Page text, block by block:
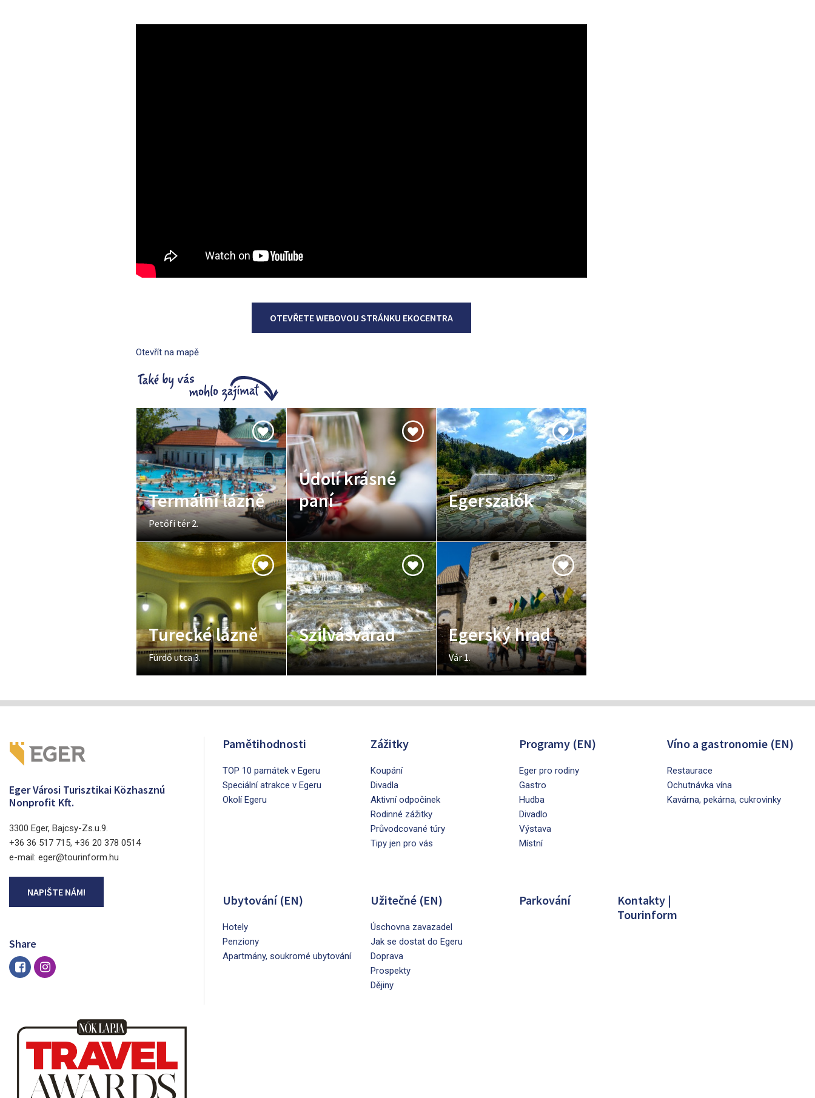
OTEVŘETE WEBOVOU STRÁNKU EKOCENTRA
Otevřít na mapě
Termální lázně
Petőfi tér 2.
Údolí krásné
paní
Egerszalók
Turecké lázně
Fürdő utca 3.
Szilvásvárad Egerský hrad
Vár 1.
Eger Városi Turisztikai Közhasznú
Nonprofit Kft.
3300 Eger, Bajcsy-Zs.u.9.
+36 36 517 715, +36 20 378 0514
e-mail: eger@tourinform.hu
NAPIŠTE NÁM!
Share
Pamětihodnosti
TOP 10 památek v Egeru
Speciální atrakce v Egeru
Okolí Egeru
Zážitky
Koupání
Divadla
Aktivní odpočinek
Rodinné zážitky
Průvodcované túry
Tipy jen pro vás
Programy (EN)
Eger pro rodiny
Gastro
Hudba
Divadlo
Výstava
Místní
Víno a gastronomie (EN)
Restaurace
Ochutnávka vína
Kavárna, pekárna, cukrovinky
Ubytování (EN)
Hotely
Penziony
Apartmány, soukromé ubytování
Užitečné (EN)
Úschovna zavazadel
Jak se dostat do Egeru
Doprava
Prospekty
Dějiny
Parkování
Kontakty |
Tourinform